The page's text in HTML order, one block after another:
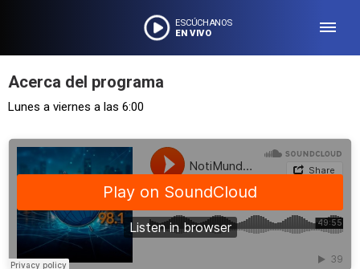
ESCÚCHANOS
EN VIVO
Acerca del programa
Lunes a viernes a las 6:00